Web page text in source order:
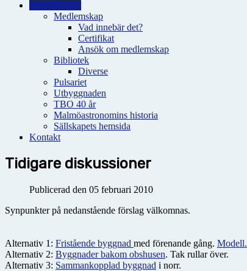
Medlemskap
Vad innebär det?
Certifikat
Ansök om medlemskap
Bibliotek
Diverse
Pulsariet
Utbyggnaden
TBO 40 år
Malmöastronomins historia
Sällskapets hemsida
Kontakt
Tidigare diskussioner
Publicerad den 05 februari 2010
Synpunkter på nedanstående förslag välkomnas.
Alternativ 1: Fristående byggnad med förenande gång. Modell.
Alternativ 2: Byggnader bakom obshusen. Tak rullar över.
Alternativ 3: Sammankopplad byggnad i norr.